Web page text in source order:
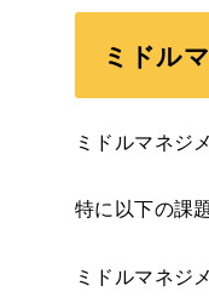
ミドル
ミドルマネジ
特に以下の課
ミドルマネジ